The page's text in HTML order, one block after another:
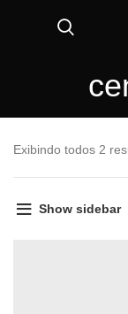
Exibindo todos 2
Show sidebar